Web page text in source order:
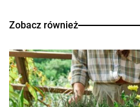
Zobacz również